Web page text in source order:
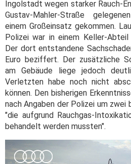
Ingolstadt wegen starker Rauch-
Gustav-Mahler-Straße
einem Großeinsatz gekommen.
Polizei war in einem Keller-Abteil
Der dort entstandene
Euro beziffert. Der zusätzliche
am Gebäude liege jedoch
Verletzten habe noch nicht
können. Den bisherigen
nach Angaben der Polizei um
"die aufgrund Rauchgas-
behandelt werden mussten".